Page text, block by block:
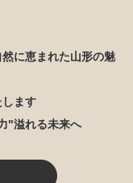
に恵まれた山形の魅
ます
"溢れる未来へ